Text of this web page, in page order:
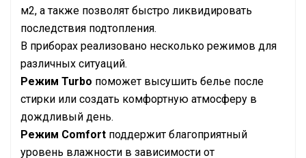
м2, а также позволят быстро ликвидировать
последствия подтопления.
В приборах реализовано несколько режимов для
различных ситуаций.
Режим Turbo поможет высушить белье после
стирки или создать комфортную атмосферу в
дождливый день.
Режим Comfort поддержит благоприятный
уровень влажности в зависимости от